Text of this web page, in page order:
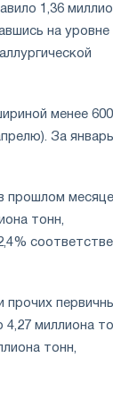
1,36
на уровне
менее
За
прошлом месяце
тонн,
прочих
миллиона
тонн,